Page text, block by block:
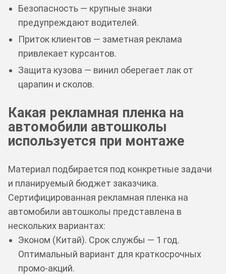
Безопасность — крупные знаки
предупреждают водителей.
Приток клиентов — заметная реклама
привлекает курсантов.
Защита кузова — винил оберегает лак от
царапин и сколов.
Какая рекламная пленка на
автомобили автошколы
используется при монтаже
Материал подбирается под конкретные задачи
и планируемый бюджет заказчика.
Сертифицированная рекламная пленка на
автомобили автошколы представлена в
нескольких вариантах:
Эконом (Китай). Срок службы — 1 год.
Оптимальный вариант для краткосрочных
промо-акций.